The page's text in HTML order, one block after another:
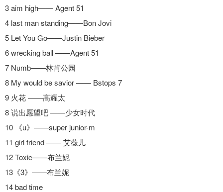
3 aim high—— Agent 51
4 last man standing——Bon Jovi
5 Let You Go——Justin Bieber
6 wrecking ball ——Agent 51
7 Numb——林肯公园
8 My would be savior —— Bstops 7
9 火花 ——高耀太
8 说出愿望吧 ——少女时代
10 《u》——super junior-m
11 girl friend —— 艾薇儿
12 Toxic——布兰妮
13《3》——布兰妮
14 bad time